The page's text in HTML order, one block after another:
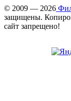
© 2009 — 2026
защищены.
сайт запрещено!